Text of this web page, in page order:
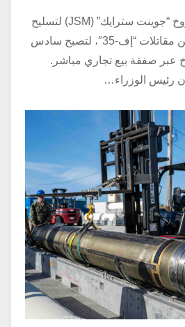
أعلنت كندا اختيار صاروخ “جوينت سترايك” (JSM) لتسليح
أسطولها المستقبلي من مقاتلات “إف-35″، لتصبح سادس
عبر صفقة بيع تجاري مباشر.
رئيس الوزراء…